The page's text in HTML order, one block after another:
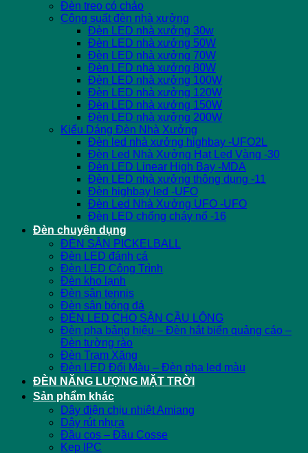
Đèn treo có chảo
Công suất đèn nhà xưởng
Đèn LED nhà xưởng 30w
Đèn LED nhà xưởng 50W
Đèn LED nhà xưởng 70W
Đèn LED nhà xưởng 80W
Đèn LED nhà xưởng 100W
Đèn LED nhà xưởng 120W
Đèn LED nhà xưởng 150W
Đèn LED nhà xưởng 200W
Kiểu Dáng Đèn Nhà Xưởng
Đèn led nhà xưởng highbay -UFO2L
Đèn Led Nhà Xưởng Hạt Led Vàng -30
Đèn LED Linear High Bay -MDA
Đèn LED nhà xưởng thông dụng -11
Đèn highbay led -UFO
Đèn Led Nhà Xưởng UFO -UFO
Đèn LED chống cháy nổ -16
Đèn chuyên dụng
ĐÈN SÂN PICKELBALL
Đèn LED đánh cá
Đèn LED Công Trình
Đèn kho lạnh
Đèn sân tennis
Đèn sân bóng đá
ĐÈN LED CHO SÂN CẦU LÔNG
Đèn pha bảng hiệu – Đèn hắt biển quảng cáo –
Đèn tường rào
Đèn Trạm Xăng
Đèn LED Đổi Màu – Đèn pha led màu
ĐÈN NĂNG LƯỢNG MẶT TRỜI
Sản phẩm khác
Dây điện chịu nhiệt Amiang
Dây rút nhựa
Đầu cos – Đầu Cosse
Kẹp IPC